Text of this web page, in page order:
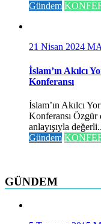
Gündem
21 Nisan 2024
İslam’ın Akılcı
Konferansı
İslam’ın Akılcı
Konferansı
anlayışıyla
Gündem
GÜNDEM